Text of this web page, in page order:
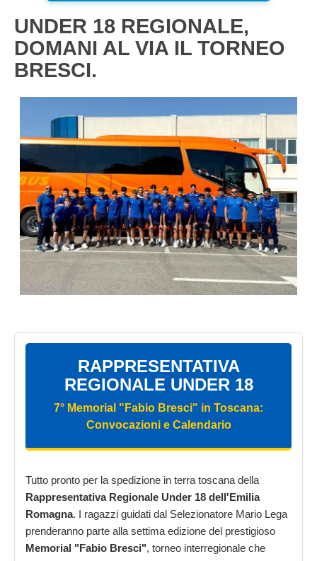
UNDER 18 REGIONALE,
DOMANI AL VIA IL TORNEO
BRESCI.
RAPPRESENTATIVA
REGIONALE UNDER 18
7° Memorial "Fabio Bresci" in Toscana:
Convocazioni e Calendario
Tutto pronto per la spedizione in terra toscana della
Rappresentativa Regionale Under 18 dell'Emilia
Romagna. I ragazzi guidati dal Selezionatore Mario Lega
prenderanno parte alla settima edizione del prestigioso
Memorial "Fabio Bresci", torneo interregionale che